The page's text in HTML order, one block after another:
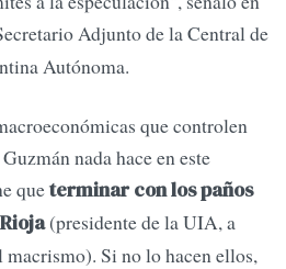
Adjunto de la Central de
Autónoma.
que controlen
nada hace en este
queterminar con los paños
(presidente de la UIA, a
macrismo). Si no lo hacen ellos,